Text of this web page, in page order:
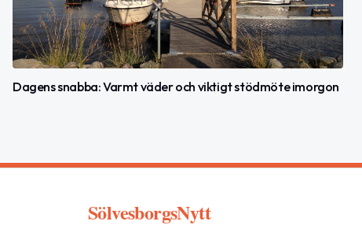
Dagens snabba: Varmt väder och viktigt stödmöte imorgon
SölvesborgsNytt